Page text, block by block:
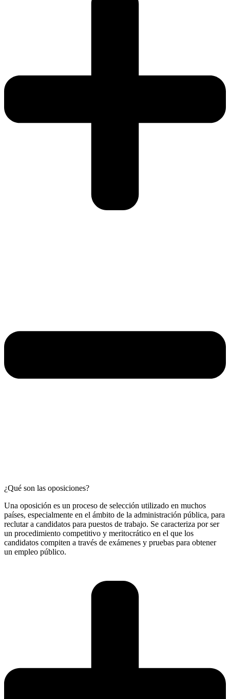
¿Qué son las oposiciones?
Una oposición es un proceso de selección utilizado en muchos
países, especialmente en el ámbito de la administración pública, para
reclutar a candidatos para puestos de trabajo. Se caracteriza por ser
un procedimiento competitivo y meritocrático en el que los
candidatos compiten a través de exámenes y pruebas para obtener
un empleo público.